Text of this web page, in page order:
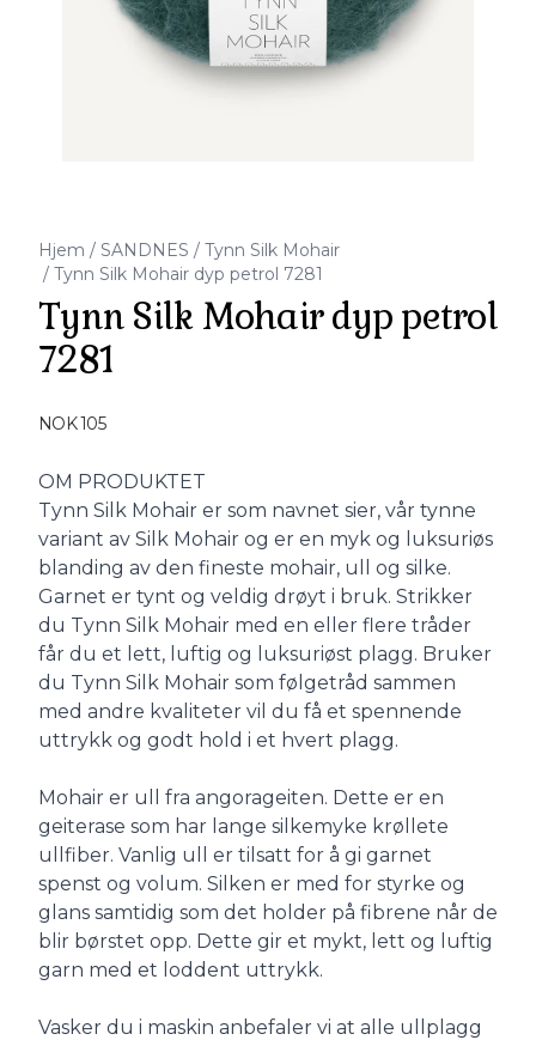
Hjem / SANDNES / Tynn Silk Mohair
/ Tynn Silk Mohair dyp petrol 7281
Tynn Silk Mohair dyp petrol
7281
NOK 105
Description
OM PRODUKTET
Tynn Silk Mohair er som navnet sier, vår tynne
variant av Silk Mohair og er en myk og luksuriøs
blanding av den fineste mohair, ull og silke.
Garnet er tynt og veldig drøyt i bruk. Strikker
du Tynn Silk Mohair med en eller flere tråder
får du et lett, luftig og luksuriøst plagg. Bruker
du Tynn Silk Mohair som følgetråd sammen
med andre kvaliteter vil du få et spennende
uttrykk og godt hold i et hvert plagg.
Mohair er ull fra angorageiten. Dette er en
geiterase som har lange silkemyke krøllete
ullfiber. Vanlig ull er tilsatt for å gi garnet
spenst og volum. Silken er med for styrke og
glans samtidig som det holder på fibrene når de
blir børstet opp. Dette gir et mykt, lett og luftig
garn med et loddent uttrykk.
Vasker du i maskin anbefaler vi at alle ullplagg